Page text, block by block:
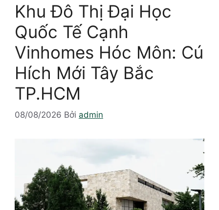
Khu Đô Thị Đại Học
Quốc Tế Cạnh
Vinhomes Hóc Môn: Cú
Hích Mới Tây Bắc
TP.HCM
08/08/2026 Bởi admin